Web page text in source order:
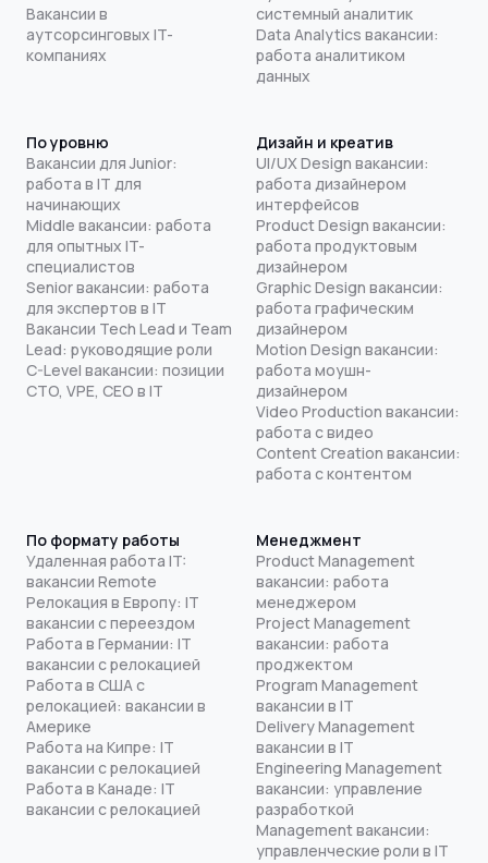
Вакансии в
аутсорсинговых IT-
компаниях
системный аналитик
Data Analytics вакансии:
работа аналитиком
данных
По уровню
Вакансии для Junior:
работа в IT для
начинающих
Middle вакансии: работа
для опытных IT-
специалистов
Senior вакансии: работа
для экспертов в IT
Вакансии Tech Lead и Team
Lead: руководящие роли
C-Level вакансии: позиции
CTO, VPE, CEO в IT
Дизайн и креатив
UI/UX Design вакансии:
работа дизайнером
интерфейсов
Product Design вакансии:
работа продуктовым
дизайнером
Graphic Design вакансии:
работа графическим
дизайнером
Motion Design вакансии:
работа моушн-
дизайнером
Video Production вакансии:
работа с видео
Content Creation вакансии:
работа с контентом
По формату работы
Удаленная работа IT:
вакансии Remote
Релокация в Европу: IT
вакансии с переездом
Работа в Германии: IT
вакансии с релокацией
Работа в США с
релокацией: вакансии в
Америке
Работа на Кипре: IT
вакансии с релокацией
Работа в Канаде: IT
вакансии с релокацией
Менеджмент
Product Management
вакансии: работа
менеджером
Project Management
вакансии: работа
проджектом
Program Management
вакансии в IT
Delivery Management
вакансии в IT
Engineering Management
вакансии: управление
разработкой
Management вакансии:
управленческие роли в IT